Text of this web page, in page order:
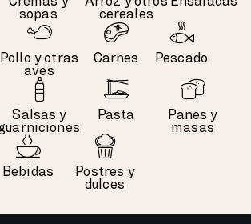
sopas
cereales
Pollo y otras
aves
Carnes Pescado
Salsas y
Pasta
Panes y
masas
Bebidas
Postres y
dulces